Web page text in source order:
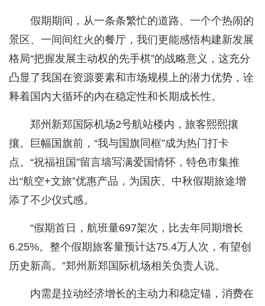
假期期间，从一条条繁忙的道路、一个个热闹的
景区、一间间红火的餐厅，我们更能感悟构建新发展
格局“把握发展主动权的先手棋”的战略意义，这充分
凸显了我国在资源要素和市场规模上的潜力优势，诠
释着国内大循环的内在稳定性和长期成长性。
郑州新郑国际机场2号航站楼内，旅客熙熙攘
攘。巨幅国旗前，“我与国旗同框”成为热门打卡
点。“祝福祖国”留言墙写满爱国情怀，特色市集推
出“航空+文旅”优惠产品，为国庆、中秋假期旅途增
添了不少仪式感。
“假期首日，航班量697架次，比去年同期增长
6.25%。整个假期旅客量预计达75.4万人次，有望创
历史新高。”郑州新郑国际机场相关负责人说。
内需是拉动经济增长的主动力和稳定锚，消费在